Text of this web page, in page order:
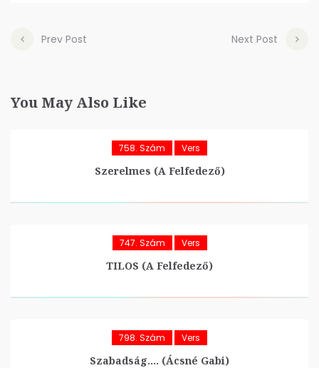
Prev Post Next Post
You May Also Like
758. Szám Vers
Szerelmes (A Felfedező)
747. Szám Vers
TILOS (A Felfedező)
798. Szám Vers
Szabadság…. (Ácsné Gabi)